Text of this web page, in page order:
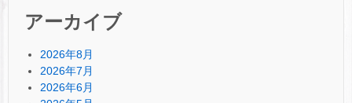
アーカイブ
2026年8月
2026年7月
2026年6月